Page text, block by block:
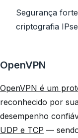
Segurança
criptografia
OpenVPN
OpenVPN é um
reconhecido por
desempenho
UDP e TCP —